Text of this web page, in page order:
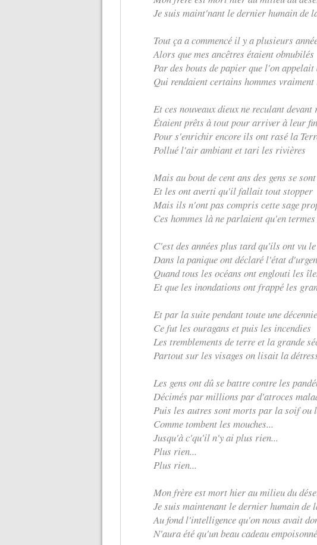
Je suis maint'nant le dernier humain de
Tout ça a commencé il y a plusieurs
Alors que mes ancêtres étaient obnubilés
Par des bouts de papier que l'on appelait
Qui rendaient certains hommes
Et ces nouveaux dieux ne reculant devant
Étaient prêts à tout pour arriver à leur
Pour s'enrichir encore ils ont rasé la
Pollué l'air ambiant et tari les rivières
Mais au bout de cent ans des gens se
Et les ont averti qu'il fallait tout stopper
Mais ils n'ont pas compris cette sage
Ces hommes là ne parlaient qu'en
C'est des années plus tard qu'ils ont vu
Dans la panique ont déclaré l'état
Quand tous les océans ont englouti les
Et que les inondations ont frappé les
Et par la suite pendant toute une décennie
Ce fut les ouragans et puis les incendies
Les tremblements de terre et la grande
Partout sur les visages on lisait la
Les gens ont dû se battre contre les
Décimés par millions par d'atroces
Puis les autres sont morts par la soif ou
Comme tombent les mouches...
Jusqu'à c'qu'il n'y ai plus rien...
Plus rien...
Plus rien...
Mon frère est mort hier au milieu du
Je suis maintenant le dernier humain de
Au fond l'intelligence qu'on nous avait
N'aura été qu'un beau cadeau empoisonné